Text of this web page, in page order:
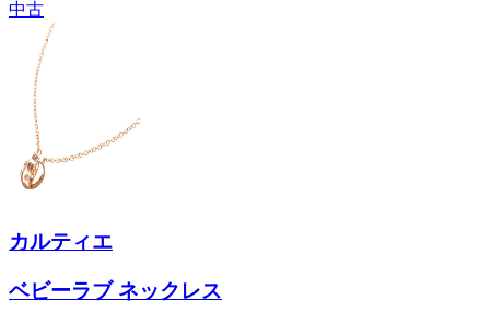
中古
カルティエ
ベビーラブ ネックレス